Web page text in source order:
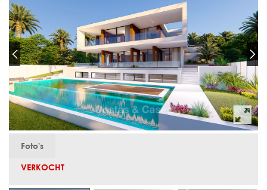
Foto's
VERKOCHT